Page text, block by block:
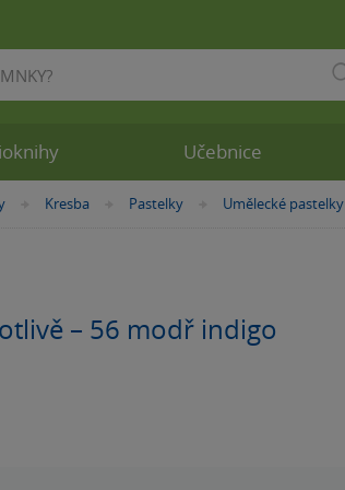
»
Kresba »Pastelky »
Umělecké pastelky
– 56 modř indigo
Učebnice